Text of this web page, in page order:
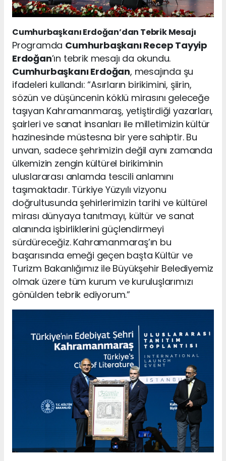
Cumhurbaşkanı Erdoğan’dan Tebrik Mesajı
Programda Cumhurbaşkanı Recep Tayyip
Erdoğan’ın tebrik mesajı da okundu.
Cumhurbaşkanı Erdoğan, mesajında şu
ifadeleri kullandı: “Asırların birikimini, şiirin,
sözün ve düşüncenin köklü mirasını geleceğe
taşıyan Kahramanmaraş, yetiştirdiği yazarları,
şairleri ve sanat insanları ile milletimizin kültür
hazinesinde müstesna bir yere sahiptir. Bu
unvan, sadece şehrimizin değil aynı zamanda
ülkemizin zengin kültürel birikiminin
uluslararası anlamda tescili anlamını
taşımaktadır. Türkiye Yüzyılı vizyonu
doğrultusunda şehirlerimizin tarihi ve kültürel
mirası dünyaya tanıtmayı, kültür ve sanat
alanında işbirliklerini güçlendirmeyi
sürdüreceğiz. Kahramanmaraş’ın bu
başarısında emeği geçen başta Kültür ve
Turizm Bakanlığımız ile Büyükşehir Belediyemiz
olmak üzere tüm kurum ve kuruluşlarımızı
gönülden tebrik ediyorum.”